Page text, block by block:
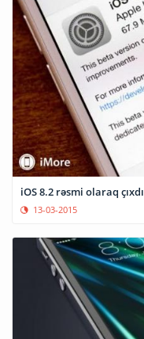
iOS 8.2 rəsmi olaraq çıxdı
13-03-2015